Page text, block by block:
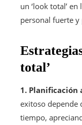
un ‘look total’
personal fuerte y
total’
1. Planificación
exitoso depende
tiempo,